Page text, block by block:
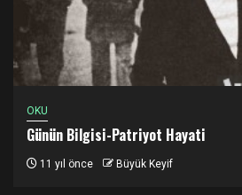
OKU
Günün Bilgisi-Patriyot Hayati
11 yıl önce Büyük Keyif